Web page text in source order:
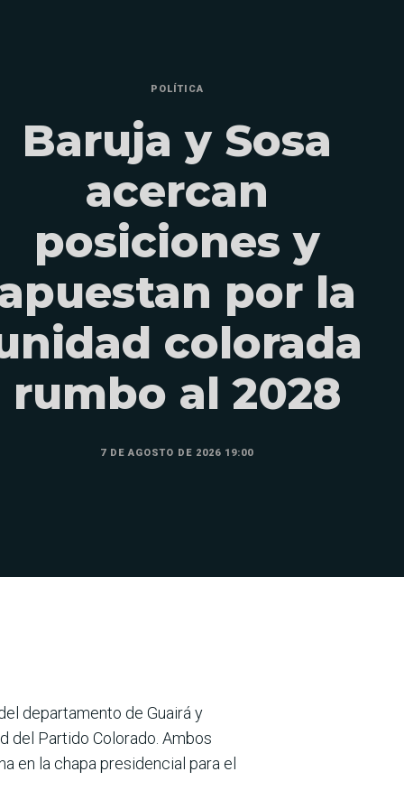
POLÍTICA
Baruja y Sosa
acercan
posiciones y
por la
colorada
rumbo al 2028
7 DE AGOSTO DE 2026 19:00
departamento de Guairá y
del Partido Colorado. Ambos
en la chapa presidencial para el